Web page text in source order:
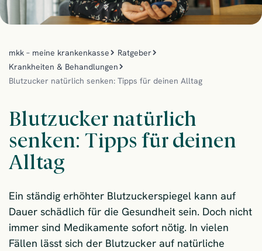
mkk – meine krankenkasse
Ratgeber
Krankheiten & Behandlungen
Blutzucker natürlich senken: Tipps für deinen Alltag
Blutzucker natürlich
senken: Tipps für deinen
Alltag
Ein ständig erhöhter Blutzuckerspiegel kann auf
Dauer schädlich für die Gesundheit sein. Doch nicht
immer sind Medikamente sofort nötig. In vielen
Fällen lässt sich der Blutzucker auf natürliche